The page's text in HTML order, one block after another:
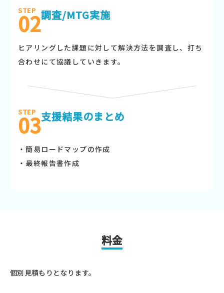
STEP
02調査/MTG実施
ヒアリングした課題に対して解決方法を調査し、打ち
合わせにて協議していきます。
STEP
03支援結果のまとめ
・簡易ロードマップの作成
・最終報告書作成
料金
個別見積もりとなります。